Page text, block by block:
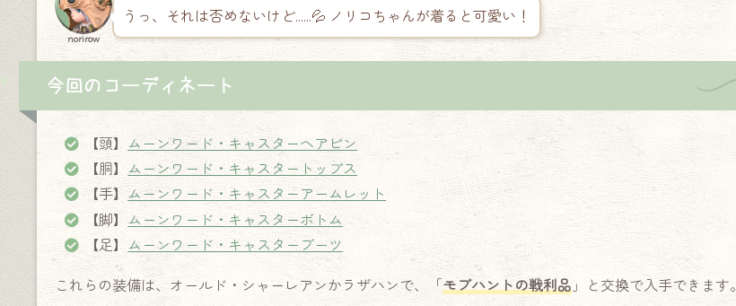
norirow
うっ、それは否めないけど……💦 ノリコちゃんが着ると可愛い！
今回のコーディネート
【頭】 ムーンワード・キャスターヘアピン
【胴】 ムーンワード・キャスタートップス
【手】ムーンワード・キャスターアームレット
【脚】 ムーンワード・キャスターボトム
【足】ムーンワード・キャスターブーツ
これらの装備は、オールド・シャーレアンかラザハンで、「 モブハントの戦利品 」と交換で入手できます。